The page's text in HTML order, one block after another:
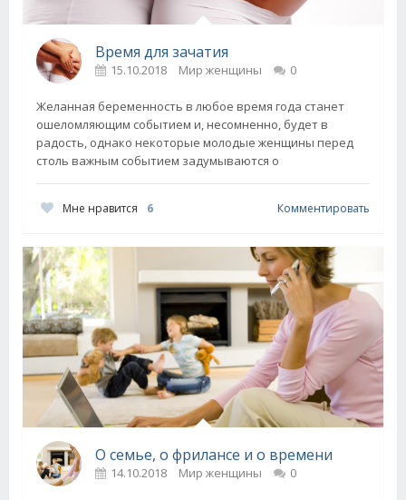
Время для зачатия
15.10.2018 Мир женщины 0
Желанная беременность в любое время года станет
ошеломляющим событием и, несомненно, будет в
радость, однако некоторые молодые женщины перед
столь важным событием задумываются о
Мне нравится 6 Комментировать
О семье, о фрилансе и о времени
14.10.2018 Мир женщины 0